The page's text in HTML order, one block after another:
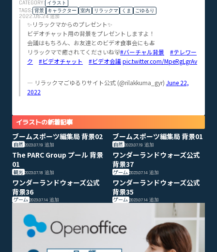
CATEGORY: イラスト
TAGS: 背景 キャラクター 室内 リラックマ くま ごゆるり
2022.06.24追加
✨リラックマからのプレゼント✨
ビデオチャット用の背景をプレゼントしますよ！
会議はもちろん、お友達とのビデオ食事会にも🍝
リラックマで癒されてくださいね🐻#バーチャル背景
#テレワー
ク
#ビデオチャット #ビデオ会議pic.twitter.com/MpeRgLgrAv
— リラックマごゆるりサイト公式 (@rilakkuma_gyr) June 22,
2022
イラストの新着記事
ブームスポーツ編集局 背景02
自然 2023.07.19 追加
ブームスポーツ編集局 背景01
自然 2023.07.19追加
The PARC Group プール 背景
01
観光 2023.07.18 追加
ワンダーランドウォーズ公式
背景37
ゲーム 2023.07.14追加
ワンダーランドウォーズ公式
背景36
ゲーム 2023.07.14 追加
ワンダーランドウォーズ公式
背景35
ゲーム 2023.07.14追加